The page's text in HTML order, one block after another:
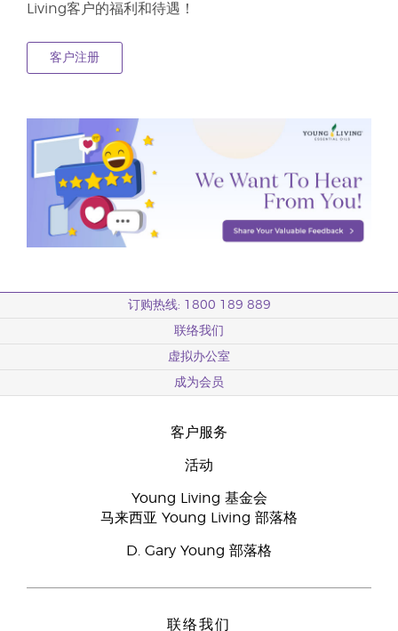
Living客户的福利和待遇！
客户注册
订购热线: 1800 189 889
联络我们
虚拟办公室
成为会员
客户服务
活动
Young Living 基金会
马来西亚 Young Living 部落格
D. Gary Young 部落格
联络我们